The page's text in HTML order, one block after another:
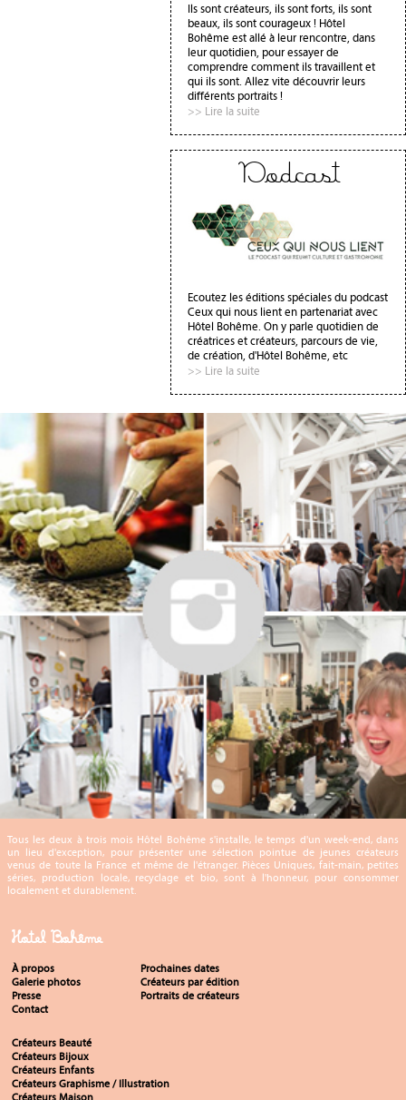
Ils sont créateurs, ils sont forts, ils sont
beaux, ils sont courageux ! Hôtel
Bohême est allé à leur rencontre, dans
leur quotidien, pour essayer de
comprendre comment ils travaillent et
qui ils sont. Allez vite découvrir leurs
différents portraits !
>> Lire la suite
Podcast
Ecoutez les éditions spéciales du podcast
Ceux qui nous lient en partenariat avec
Hôtel Bohême. On y parle quotidien de
créatrices et créateurs, parcours de vie,
de création, d'Hôtel Bohême, etc
>> Lire la suite
Tous les deux à trois mois Hôtel Bohême s'installe, le temps d'un week-end, dans
un lieu d'exception, pour présenter une sélection pointue de jeunes créateurs
venus de toute la France et même de l'étranger. Pièces Uniques, fait-main, petites
séries, production locale, recyclage et bio, sont à l'honneur, pour consommer
localement et durablement.
Hotel Bohême
À propos
Prochaines dates
Galerie photos
Créateurs par édition
Presse
Portraits de créateurs
Contact
Créateurs Beauté
Créateurs Bijoux
Créateurs Enfants
Créateurs Graphisme / Illustration